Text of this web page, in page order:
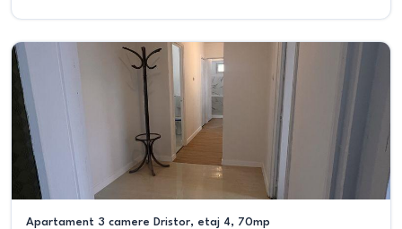
Apartament 3 camere Dristor, etaj 4, 70mp